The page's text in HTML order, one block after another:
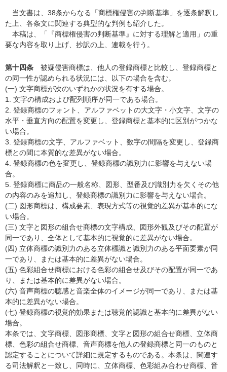
当文書は、38条からなる「商標権侵害の判断基準」を逐条解釈し
た上、各条文に関連する典型的な判例も紹介した。
本稿は、「『商標権侵害の判断基準』に対する理解と適用」の重
要な内容を取り上げ、抄訳の上、連載を行う。
第十四条 被疑侵害商標は、他人の登録商標と比較し、登録商標と
の同一性が認められる状況には、以下の場合を含む。
(一) 文字商標が次のいずれかの状況を有する場合。
1. 文字の構成および配列順序が同一である場合。
2. 登録商標のフォント、アルファベットの大文字・小文字、文字の
水平・垂直方向の配置を変更し、登録商標と基本的に区別がつかな
い場合。
3. 登録商標の文字、アルファベット、数字の間隔を変更し、登録商
標との間に本質的な差異がない場合。
4. 登録商標の色を変更し、登録商標の識別力に影響を与えない場
合。
5. 登録商標に商品の一般名称、図形、型番及び識別力を欠くその他
の内容のみを追加し、登録商標の識別力に影響を与えない場合。
(二) 図形商標は、構成要素、表現方式等の視覚的差異が基本的にな
い場合。
(三) 文字と図形の組合せ商標の文字構成、図形外観及びその配置が
同一であり、全体として基本的に視覚的に差異がない場合。
(四) 立体商標の識別力のある立体標識と識別力のある平面要素が同
一であり、または基本的に差異がない場合。
(五) 色彩組合せ商標における色彩の組合せ及びその配置が同一であ
り、または基本的に差異がない場合。
(六) 音声商標の聴感と音楽全体のイメージが同一であり、または基
本的に差異がない場合。
(七) 登録商標の視覚的効果または聴覚的認識と基本的に差異がない
場合。
本条では、文字商標、図形商標、文字と図形の組合せ商標、立体商
標、色彩の組合せ商標、音声商標を他人の登録商標と同一のものと
認定することについて詳細に規定するものである。本条は、関連す
る司法解釈と一致し、同時に、立体商標、色彩組み合わせ商標、音